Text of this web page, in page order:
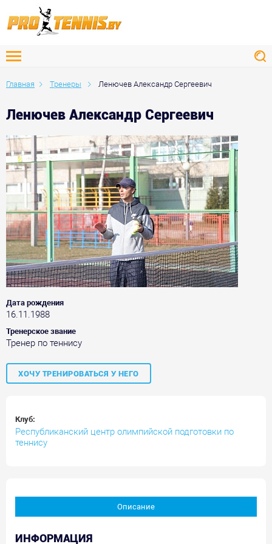
Главная Тренеры Ленючев Александр Сергеевич
Ленючев Александр Сергеевич
Дата рождения
16.11.1988
Тренерское звание
Тренер по теннису
ХОЧУ ТРЕНИРОВАТЬСЯ У НЕГО
Клуб:
Республиканский центр олимпийской подготовки по
теннису
Описание
ИНФОРМАЦИЯ